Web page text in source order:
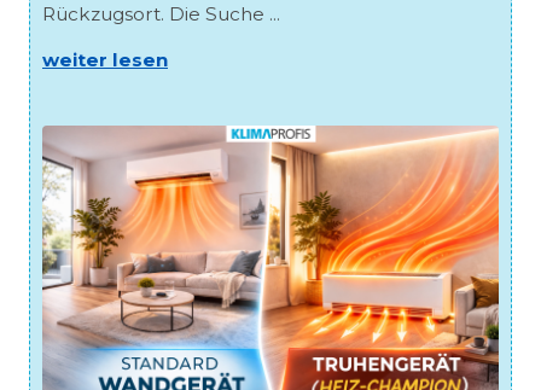
Rückzugsort. Die Suche ...
weiter lesen